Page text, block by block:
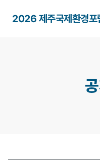
2026 제주국제환경포